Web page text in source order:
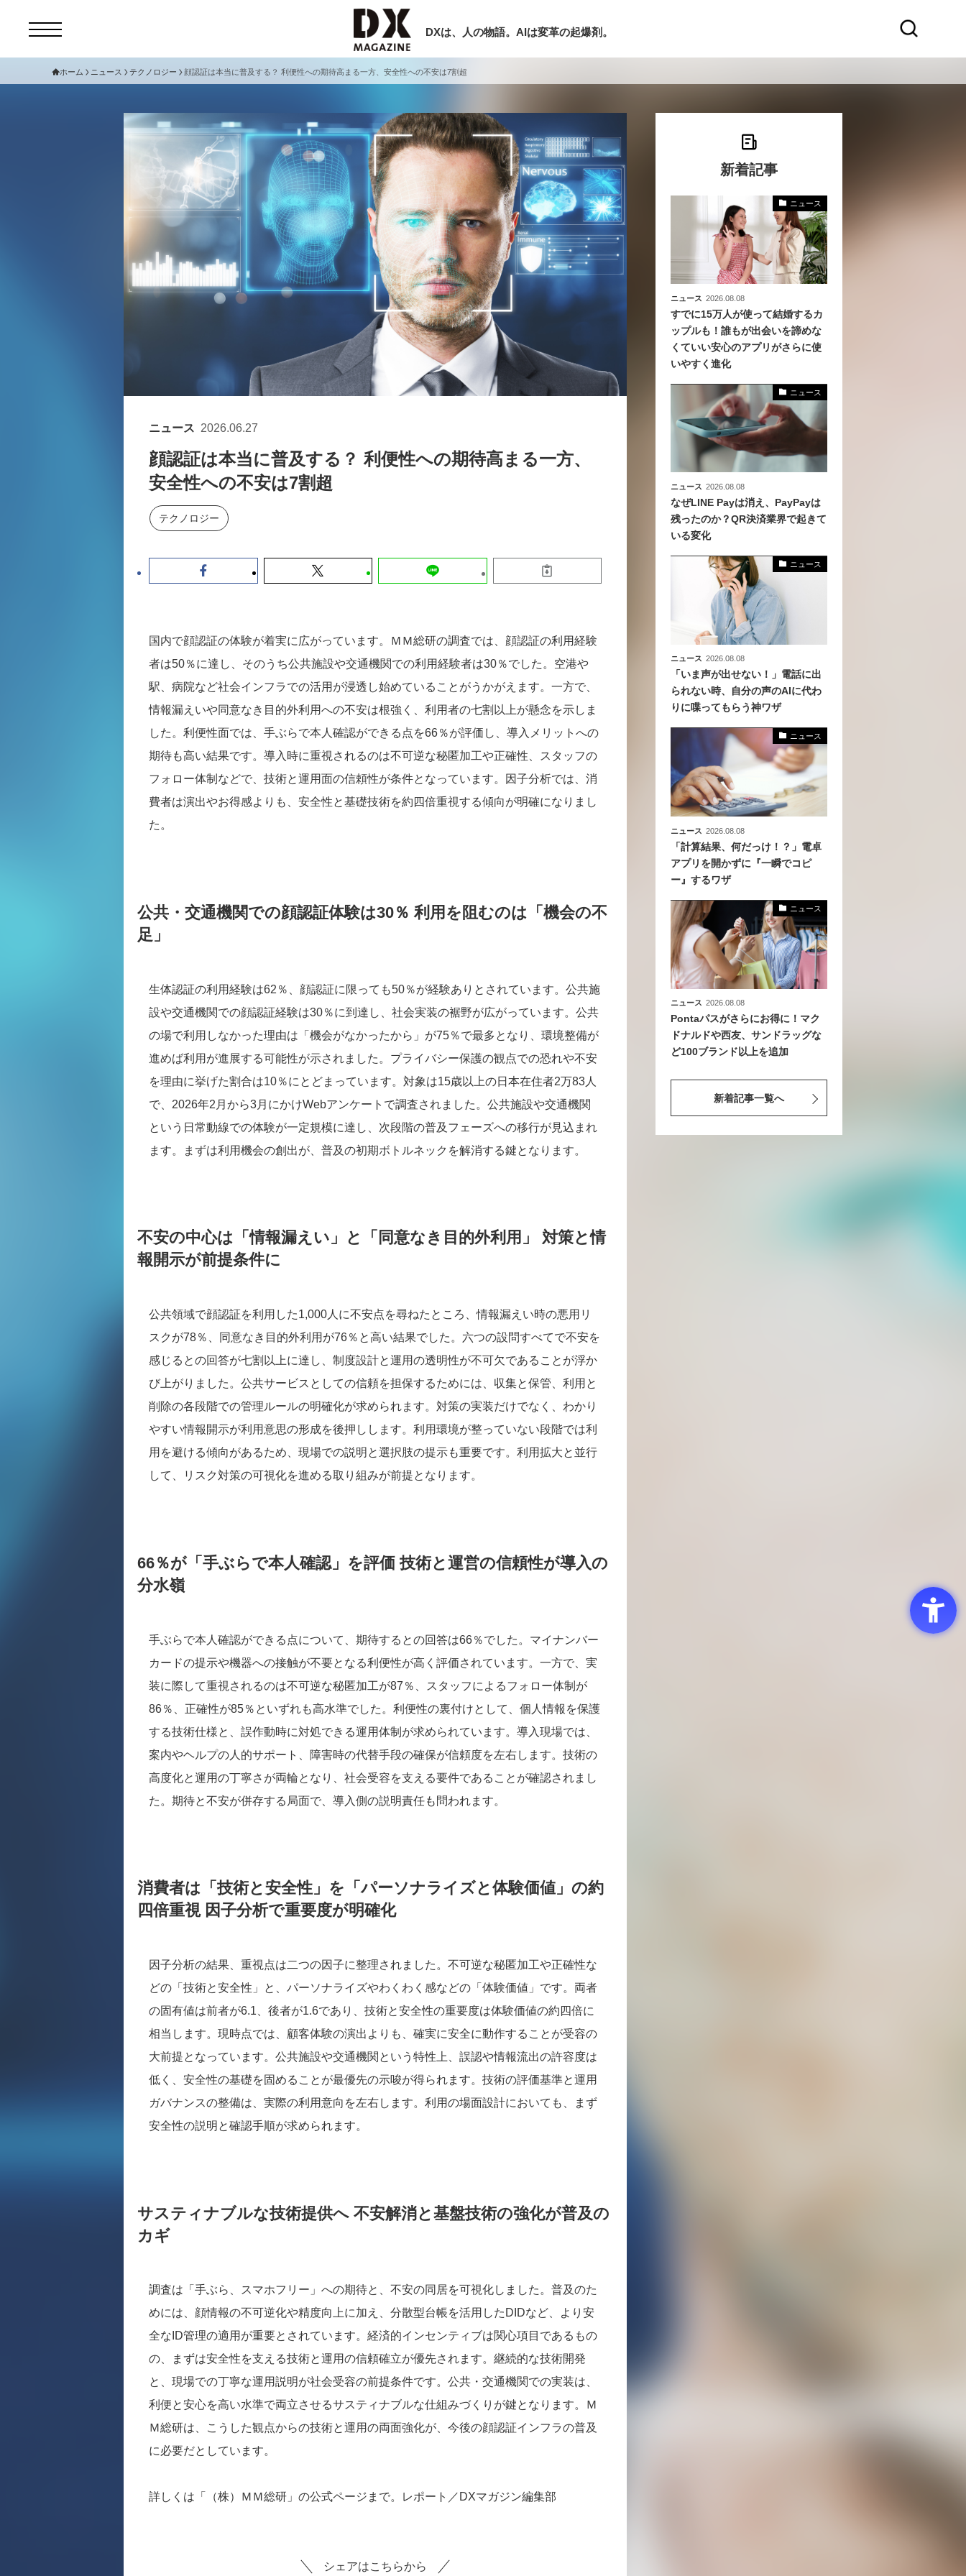
DXは、人の物語。AIは変革の起爆剤。
セミナー ニュース
サービスメニュー 日本オムニチャネル協会
トップページ
特集
動画
サイトマップ
お問い合わせ
個人情報保護法について
運営会社
採用情報
現在開催予定のセミナー
セミナー
【8/12開催】「イノベーションを数値化
する」～投資される事業の基準と、終活
DX「SouSou」に学ぶ資金調達・巻き込
みのリアル～
2026-06-10
セミナー
【9/30開催】AIで何でもできる時代に、
なぜ「DX人財」というキャリアが求めら
れるのか
ホーム ニュース テクノロジー 顔認証は本当に普及する？ 利便性への期待高まる一方、安全性への不安は7割超
ニュース 2026.06.27
顔認証は本当に普及する？ 利便性への期待高まる一方、
安全性への不安は7割超
テクノロジー
国内で顔認証の体験が着実に広がっています。ＭＭ総研の調査では、顔認証の利用経験
者は50％に達し、そのうち公共施設や交通機関での利用経験者は30％でした。空港や
駅、病院など社会インフラでの活用が浸透し始めていることがうかがえます。一方で、
情報漏えいや同意なき目的外利用への不安は根強く、利用者の七割以上が懸念を示しま
した。利便性面では、手ぶらで本人確認ができる点を66％が評価し、導入メリットへの
期待も高い結果です。導入時に重視されるのは不可逆な秘匿加工や正確性、スタッフの
フォロー体制などで、技術と運用面の信頼性が条件となっています。因子分析では、消
費者は演出やお得感よりも、安全性と基礎技術を約四倍重視する傾向が明確になりまし
た。
公共・交通機関での顔認証体験は30％ 利用を阻むのは「機会の不
足」
生体認証の利用経験は62％、顔認証に限っても50％が経験ありとされています。公共施
設や交通機関での顔認証経験は30％に到達し、社会実装の裾野が広がっています。公共
の場で利用しなかった理由は「機会がなかったから」が75％で最多となり、環境整備が
進めば利用が進展する可能性が示されました。プライバシー保護の観点での恐れや不安
を理由に挙げた割合は10％にとどまっています。対象は15歳以上の日本在住者2万83人
で、2026年2月から3月にかけWebアンケートで調査されました。公共施設や交通機関
という日常動線での体験が一定規模に達し、次段階の普及フェーズへの移行が見込まれ
ます。まずは利用機会の創出が、普及の初期ボトルネックを解消する鍵となります。
不安の中心は「情報漏えい」と「同意なき目的外利用」 対策と情
報開示が前提条件に
公共領域で顔認証を利用した1,000人に不安点を尋ねたところ、情報漏えい時の悪用リ
スクが78％、同意なき目的外利用が76％と高い結果でした。六つの設問すべてで不安を
感じるとの回答が七割以上に達し、制度設計と運用の透明性が不可欠であることが浮か
び上がりました。公共サービスとしての信頼を担保するためには、収集と保管、利用と
削除の各段階での管理ルールの明確化が求められます。対策の実装だけでなく、わかり
やすい情報開示が利用意思の形成を後押しします。利用環境が整っていない段階では利
用を避ける傾向があるため、現場での説明と選択肢の提示も重要です。利用拡大と並行
して、リスク対策の可視化を進める取り組みが前提となります。
66％が「手ぶらで本人確認」を評価 技術と運営の信頼性が導入の
分水嶺
手ぶらで本人確認ができる点について、期待するとの回答は66％でした。マイナンバー
カードの提示や機器への接触が不要となる利便性が高く評価されています。一方で、実
装に際して重視されるのは不可逆な秘匿加工が87％、スタッフによるフォロー体制が
86％、正確性が85％といずれも高水準でした。利便性の裏付けとして、個人情報を保護
する技術仕様と、誤作動時に対処できる運用体制が求められています。導入現場では、
案内やヘルプの人的サポート、障害時の代替手段の確保が信頼度を左右します。技術の
高度化と運用の丁寧さが両輪となり、社会受容を支える要件であることが確認されまし
た。期待と不安が併存する局面で、導入側の説明責任も問われます。
消費者は「技術と安全性」を「パーソナライズと体験価値」の約
四倍重視 因子分析で重要度が明確化
因子分析の結果、重視点は二つの因子に整理されました。不可逆な秘匿加工や正確性な
どの「技術と安全性」と、パーソナライズやわくわく感などの「体験価値」です。両者
の固有値は前者が6.1、後者が1.6であり、技術と安全性の重要度は体験価値の約四倍に
相当します。現時点では、顧客体験の演出よりも、確実に安全に動作することが受容の
大前提となっています。公共施設や交通機関という特性上、誤認や情報流出の許容度は
低く、安全性の基礎を固めることが最優先の示唆が得られます。技術の評価基準と運用
ガバナンスの整備は、実際の利用意向を左右します。利用の場面設計においても、まず
安全性の説明と確認手順が求められます。
サスティナブルな技術提供へ 不安解消と基盤技術の強化が普及の
カギ
調査は「手ぶら、スマホフリー」への期待と、不安の同居を可視化しました。普及のた
めには、顔情報の不可逆化や精度向上に加え、分散型台帳を活用したDIDなど、より安
全なID管理の適用が重要とされています。経済的インセンティブは関心項目であるもの
の、まずは安全性を支える技術と運用の信頼確立が優先されます。継続的な技術開発
と、現場での丁寧な運用説明が社会受容の前提条件です。公共・交通機関での実装は、
利便と安心を高い水準で両立させるサスティナブルな仕組みづくりが鍵となります。Ｍ
Ｍ総研は、こうした観点からの技術と運用の両面強化が、今後の顔認証インフラの普及
に必要だとしています。
詳しくは「（株）ＭＭ総研」の公式ページまで。レポート／DXマガジン編集部
シェアはこちらから
新着記事
ニュース
ニュース 2026.08.08
すでに15万人が使って結婚するカ
ップルも！誰もが出会いを諦めな
くていい安心のアプリがさらに使
いやすく進化
ニュース
ニュース 2026.08.08
なぜLINE Payは消え、PayPayは
残ったのか？QR決済業界で起きて
いる変化
ニュース
ニュース 2026.08.08
「いま声が出せない！」電話に出
られない時、自分の声のAIに代わ
りに喋ってもらう神ワザ
ニュース
ニュース 2026.08.08
「計算結果、何だっけ！？」電卓
アプリを開かずに『一瞬でコピ
ー』するワザ
ニュース
ニュース 2026.08.08
Pontaパスがさらにお得に！マク
ドナルドや西友、サンドラッグな
ど100ブランド以上を追加
新着記事一覧へ